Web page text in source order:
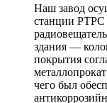
Наш завод
станции РТРС
здания —
покрытия
чего был